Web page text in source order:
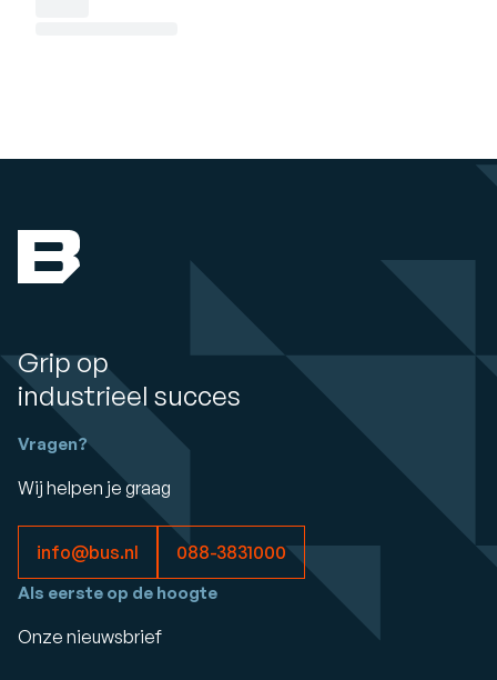
Grip op
industrieel succes
Vragen?
Wij helpen je graag
info@bus.nl 088-3831000
Als eerste op de hoogte
Onze nieuwsbrief